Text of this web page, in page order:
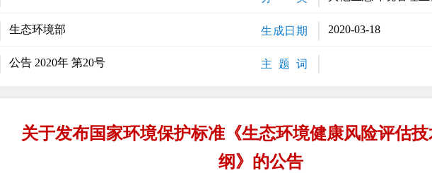
生态环境部 生成日期 2020-03-18
公告 2020年 第20号 主 题 词
关于发布国家环境保护标准《生态环境健康风险评估
纲》的公告